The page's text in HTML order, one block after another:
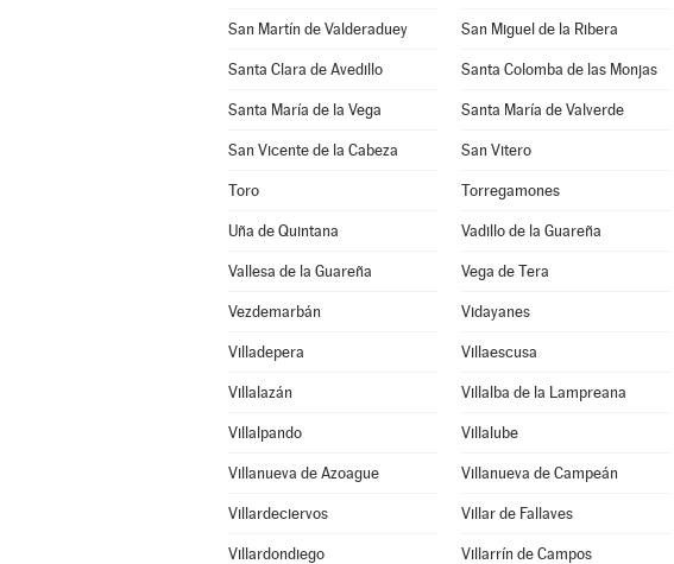
San Martín de Valderaduey San Miguel de la Ribera
Santa Clara de Avedillo Santa Colomba de las Monjas
Santa María de la Vega Santa María de Valverde
San Vicente de la Cabeza San Vitero
Toro Torregamones
Uña de Quintana Vadillo de la Guareña
Vallesa de la Guareña Vega de Tera
Vezdemarbán Vidayanes
Villadepera Villaescusa
Villalazán Villalba de la Lampreana
Villalpando Villalube
Villanueva de Azoague Villanueva de Campeán
Villardeciervos Villar de Fallaves
Villardondiego Villarrín de Campos